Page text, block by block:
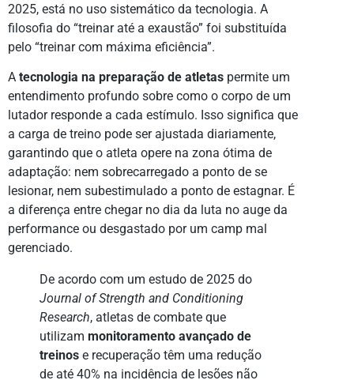
2025, está no uso sistemático da tecnologia. A
filosofia do “treinar até a exaustão” foi substituída
pelo “treinar com máxima eficiência”.
A tecnologia na preparação de atletas permite um
entendimento profundo sobre como o corpo de um
lutador responde a cada estímulo. Isso significa que
a carga de treino pode ser ajustada diariamente,
garantindo que o atleta opere na zona ótima de
adaptação: nem sobrecarregado a ponto de se
lesionar, nem subestimulado a ponto de estagnar. É
a diferença entre chegar no dia da luta no auge da
performance ou desgastado por um camp mal
gerenciado.
De acordo com um estudo de 2025 do
Journal of Strength and Conditioning
Research, atletas de combate que
utilizam monitoramento avançado de
treinos e recuperação têm uma redução
de até 40% na incidência de lesões não